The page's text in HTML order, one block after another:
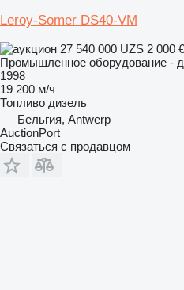
Leroy-Somer DS40-VM
27 540 000 UZS 2 000 €
Промышленное оборудование -
1998
19 200 м/ч
Топливо дизель
Бельгия, Antwerp
AuctionPort
Связаться с продавцом